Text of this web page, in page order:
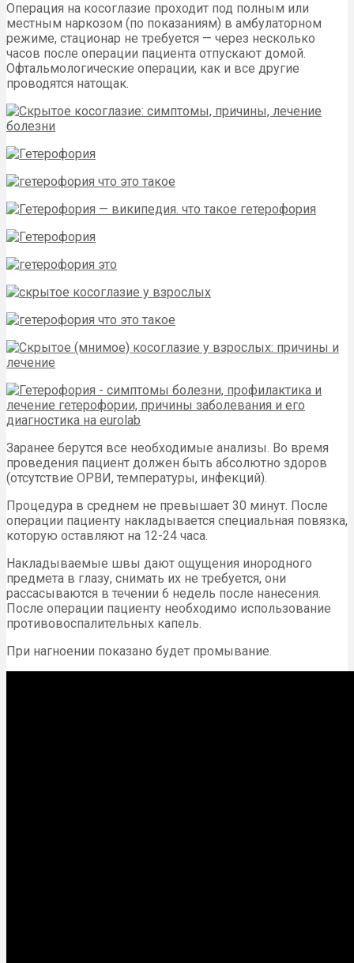
Операция на косоглазие проходит под полным или
местным наркозом (по показаниям) в амбулаторном
режиме, стационар не требуется — через несколько
часов после операции пациента отпускают домой.
Офтальмологические операции, как и все другие
проводятся натощак.
Заранее берутся все необходимые анализы. Во время
проведения пациент должен быть абсолютно здоров
(отсутствие ОРВИ, температуры, инфекций).
Процедура в среднем не превышает 30 минут. После
операции пациенту накладывается специальная повязка,
которую оставляют на 12-24 часа.
Накладываемые швы дают ощущения инородного
предмета в глазу, снимать их не требуется, они
рассасываются в течении 6 недель после нанесения.
После операции пациенту необходимо использование
противовоспалительных капель.
При нагноении показано будет промывание.